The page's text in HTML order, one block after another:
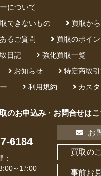
について
できないもの
買取か
るご質問
買取のポイン
日記
強化買取一覧
お知らせ
特定商取
利用規約 カス
のお申込み・お問合せはこ
6184
：
～17:00
お
買取の
事前お